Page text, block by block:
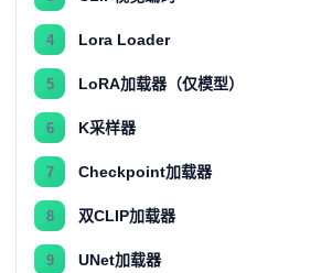
4 Lora Loader
5 LoRA加载器（仅模型）
6 K采样器
7 Checkpoint加载器
8 双CLIP加载器
9 UNet加载器